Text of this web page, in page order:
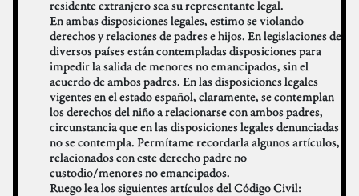
residente extranjero sea su representante legal.
En ambas disposiciones legales, estimo se violando
derechos y relaciones de padres e hijos. En legislaciones de
diversos países están contempladas disposiciones para
impedir la salida de menores no emancipados, sin el
acuerdo de ambos padres. En las disposiciones legales
vigentes en el estado español, claramente, se contemplan
los derechos del niño a relacionarse con ambos padres,
circunstancia que en las disposiciones legales denunciadas
no se contempla. Permítame recordarla algunos artículos,
relacionados con este derecho padre no
custodio/menores no emancipados.
Ruego lea los siguientes artículos del Código Civil: